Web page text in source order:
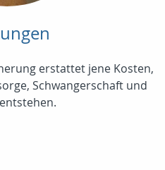
erstattet jene Kosten,
Schwangerschaft und